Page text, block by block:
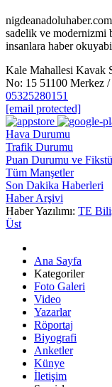
sadelik ve modernizmi
insanlara haber
Kale Mahallesi Kavak
No: 15 51100 Merkez
05325280151
[email protected]
Hava Durumu
Trafik Durumu
Puan Durumu ve
Tüm Manşetler
Son Dakika Haberleri
Haber Arşivi
Haber Yazılımı: TE
Üst
Ana Sayfa
Kategoriler
Foto Galeri
Video
Yazarlar
Röportaj
Biyografi
Anketler
Künye
İletişim